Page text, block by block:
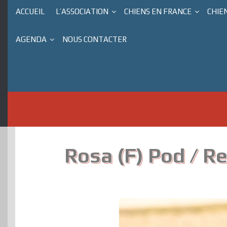
ACCUEIL L’ASSOCIATION CHIENS EN FRANCE
AGENDA NOUS CONTACTER
Rosa (F) Pod /